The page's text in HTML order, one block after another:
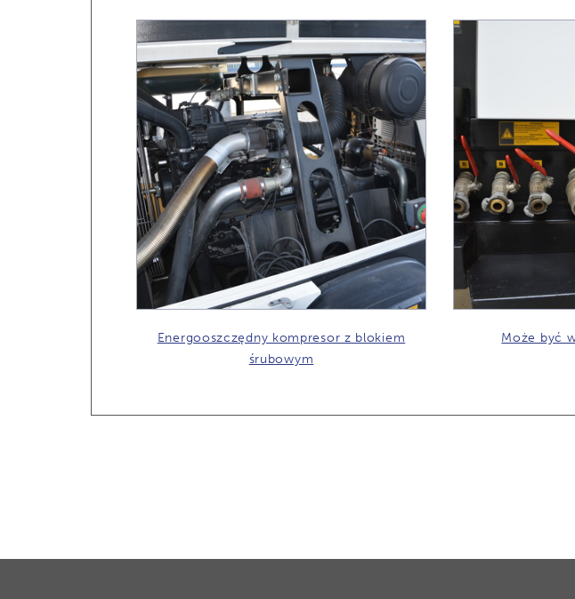
Energooszczędny kompresor z blokiem
śrubowym
Może być